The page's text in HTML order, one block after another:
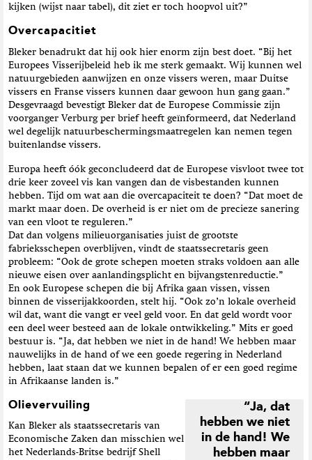
kijken (wijst naar tabel), dit ziet er toch hoopvol uit?”
Overcapacitiet
Bleker benadrukt dat hij ook hier enorm zijn best doet. “Bij het
Europees Visserijbeleid heb ik me sterk gemaakt. Wij kunnen wel
natuurgebieden aanwijzen en onze vissers weren, maar Duitse
vissers en Franse vissers kunnen daar gewoon hun gang gaan.”
Desgevraagd bevestigt Bleker dat de Europese Commissie zijn
voorganger Verburg per brief heeft geïnformeerd, dat Nederland
wel degelijk natuurbeschermingsmaatregelen kan nemen tegen
buitenlandse vissers.
Europa heeft óók geconcludeerd dat de Europese visvloot twee tot
drie keer zoveel vis kan vangen dan de visbestanden kunnen
hebben. Tijd om wat aan die overcapaciteit te doen? “Dat moet de
markt maar doen. De overheid is er niet om de precieze sanering
van een vloot te reguleren.”
Dat dan volgens milieuorganisaties juist de grootste
fabrieksschepen overblijven, vindt de staatssecretaris geen
probleem: “Ook de grote schepen moeten straks voldoen aan alle
nieuwe eisen over aanlandingsplicht en bijvangstenreductie.”
En ook Europese schepen die bij Afrika gaan vissen, vissen
binnen de visserijakkoorden, stelt hij. “Ook zo’n lokale overheid
wil dat, want die vangt er veel geld voor. En dat geld wordt voor
een deel weer besteed aan de lokale ontwikkeling.” Mits er goed
bestuur is. “Ja, dat hebben we niet in de hand! We hebben maar
nauwelijks in de hand of we een goede regering in Nederland
hebben, laat staan dat we kunnen bepalen of er een goed regime
in Afrikaanse landen is.”
“Ja, dat
hebben we niet
in de hand! We
hebben maar
Olievervuiling
Kan Bleker als staatssecretaris van
Economische Zaken dan misschien wel
het Nederlands-Britse bedrijf Shell